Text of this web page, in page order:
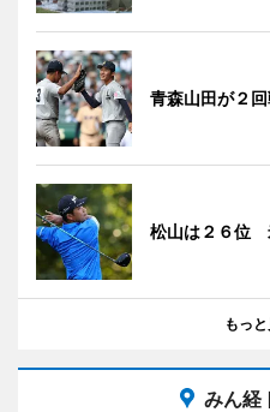
青森山田が２
松山は２６位
もっ
みん経